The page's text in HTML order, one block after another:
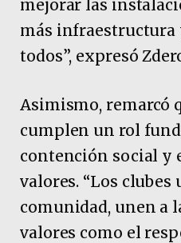
mejorar las
más infraestructura
todos”, expresó
Asimismo, remarcó
cumplen un rol
contención social y
valores. “Los clubes
comunidad, unen a
valores como el